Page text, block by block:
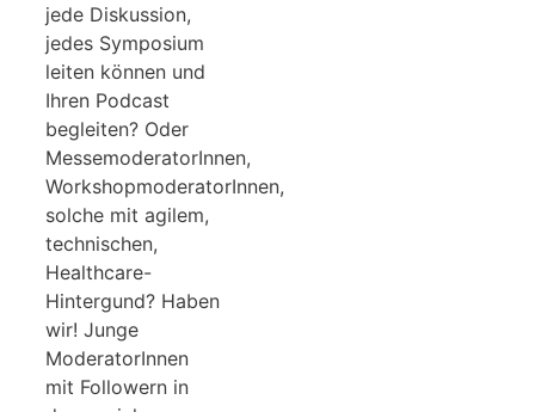
jede Diskussion,
jedes Symposium
leiten können und
Ihren Podcast
begleiten? Oder
MessemoderatorInnen,
WorkshopmoderatorInnen,
solche mit agilem,
technischen,
Healthcare-
Hintergund? Haben
wir! Junge
ModeratorInnen
mit Followern in